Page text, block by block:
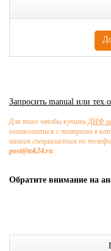
Запросить manual или
Для того чтобы купитьДИФ
ознакомиться с товарами в
нашим специалистам по
post@tok24.ru.
Обратите внимание на